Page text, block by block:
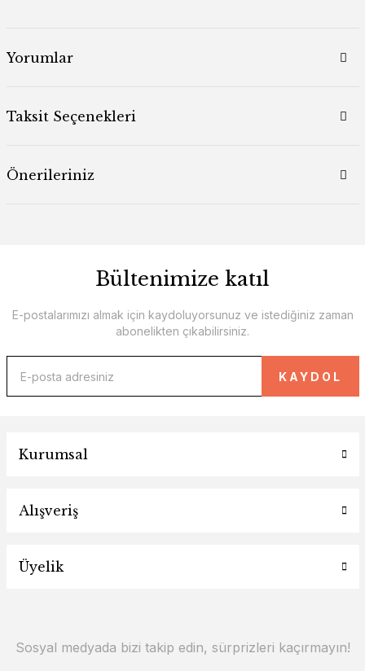
Yorumlar
Taksit Seçenekleri
Önerileriniz
Bültenimize katıl
E-postalarımızı almak için kaydoluyorsunuz ve istediğiniz zaman
abonelikten çıkabilirsiniz.
KAYDOL
Kurumsal
Alışveriş
Üyelik
Sosyal medyada bizi takip edin, sürprizleri kaçırmayın!